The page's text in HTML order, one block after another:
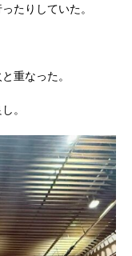
たりしていた。
重なった。
。